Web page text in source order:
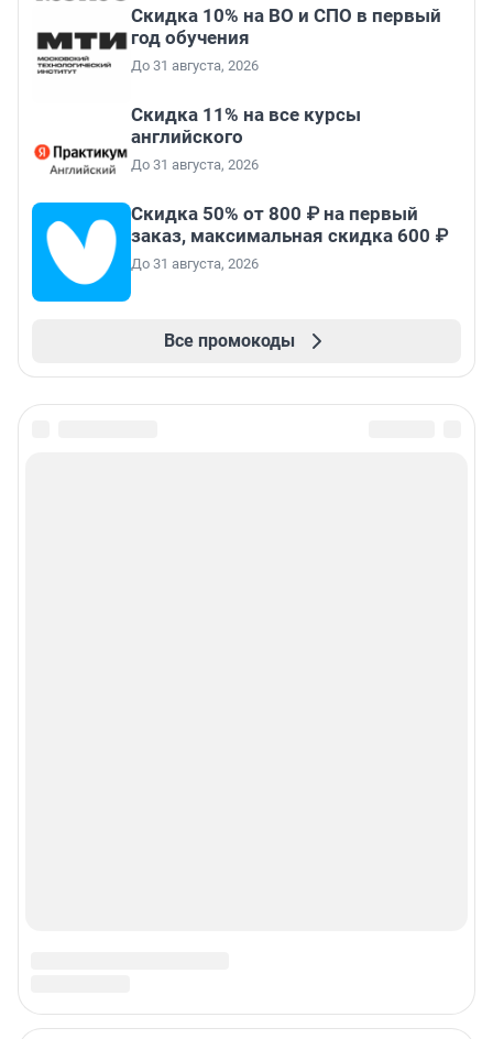
Скидка 10% на ВО и СПО в первый
год обучения
До 31 августа, 2026
Скидка 11% на все курсы
английского
До 31 августа, 2026
Скидка 50% от 800 ₽ на первый
заказ, максимальная скидка 600 ₽
До 31 августа, 2026
Все промокоды